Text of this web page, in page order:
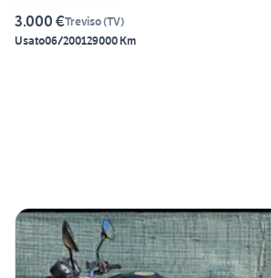
3.000 €Treviso(TV)
Usato06/200129000 Km